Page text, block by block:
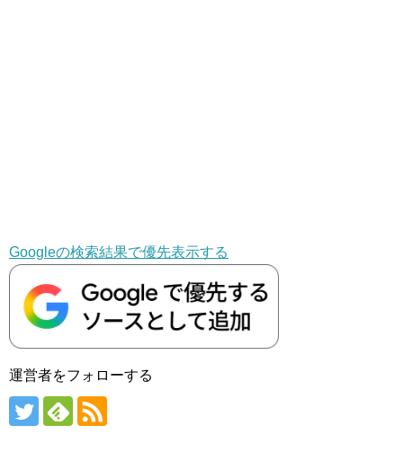
Googleの検索結果で優先表示する
運営者をフォローする